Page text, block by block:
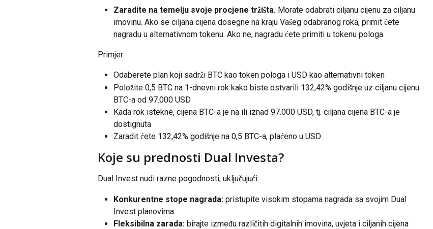
Zaradite na temelju svoje procjene tržišta. Morate odabrati ciljanu cijenu za ciljanu
imovinu. Ako se ciljana cijena dosegne na kraju Vašeg odabranog roka, primit ćete
nagradu u alternativnom tokenu. Ako ne, nagradu ćete primiti u tokenu pologa.
Primjer:
Odaberete plan koji sadrži BTC kao token pologa i USD kao alternativni token
Položite 0,5 BTC na 1-dnevni rok kako biste ostvarili 132,42% godišnje uz ciljanu cijenu
BTC-a od 97.000 USD
Kada rok istekne, cijena BTC-a je na ili iznad 97.000 USD, tj. ciljana cijena BTC-a je
dostignuta
Zaradit ćete 132,42% godišnje na 0,5 BTC-a, plaćeno u USD
Koje su prednosti Dual Investa?
Dual Invest nudi razne pogodnosti, uključujući:
Konkurentne stope nagrada: pristupite visokim stopama nagrada sa svojim Dual
Invest planovima
Fleksibilna zarada: birajte između različitih digitalnih imovina, uvjeta i ciljanih cijena